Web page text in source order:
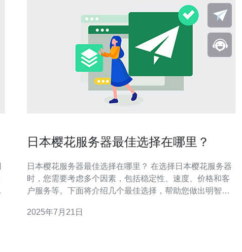
日本樱花服务器最佳选择在哪里？
日本樱花服务器最佳选择在哪里？ 在选择日本樱花服务器
时，您需要考虑多个因素，包括稳定性、速度、价格和客
户服务等。下面将介绍几个最佳选择，帮助您做出明智的
知名的服务器提供商，如Sakura Internet、NTT
2025年7月21日